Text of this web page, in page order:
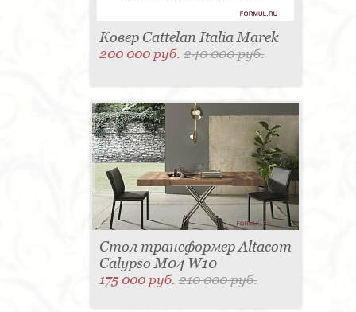
Ковер Cattelan Italia Marek
200 000 руб.240 000 руб.
Стол трансформер Altacom
Calypso M04 W10
175 000 руб.210 000 руб.